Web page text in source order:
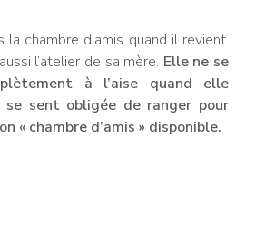
la chambre d’amis quand il revient.
l’atelier de sa mère. Elle ne se
à l’aise quand elle
sent obligée de ranger pour
« chambre d’amis » disponible.